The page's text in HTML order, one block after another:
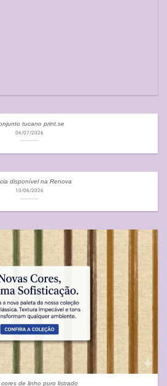
tucano print.se
06/07/2026
disponível na Renova
10/06/2026
cores de linho puro listrado